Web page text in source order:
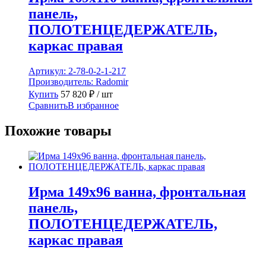
панель,
ПОЛОТЕНЦЕДЕРЖАТЕЛЬ,
каркас правая
Артикул: 2-78-0-2-1-217
Производитель: Radomir
Купить 57 820 ₽ / шт
СравнитьВ избранное
Похожие товары
Ирма 149х96 ванна, фронтальная
панель,
ПОЛОТЕНЦЕДЕРЖАТЕЛЬ,
каркас правая